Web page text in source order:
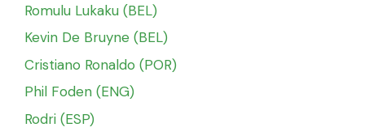
Romulu Lukaku (BEL)
Kevin De Bruyne (BEL)
Cristiano Ronaldo (POR)
Phil Foden (ENG)
Rodri (ESP)